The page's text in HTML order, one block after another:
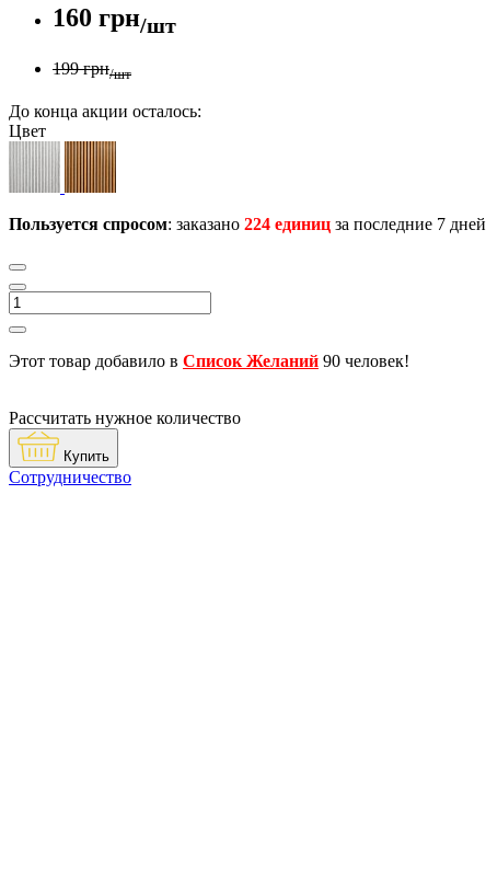
160 грн/шт
199 грн/шт
До конца акции осталось:
Цвет
Пользуется спросом: заказано 224 единиц за последние 7 дней
Этот товар добавило в Список Желаний 90 человек!
Рассчитать нужное количество
Купить
Сотрудничество